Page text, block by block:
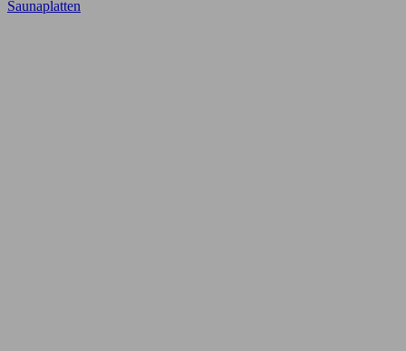
Saunaplatten